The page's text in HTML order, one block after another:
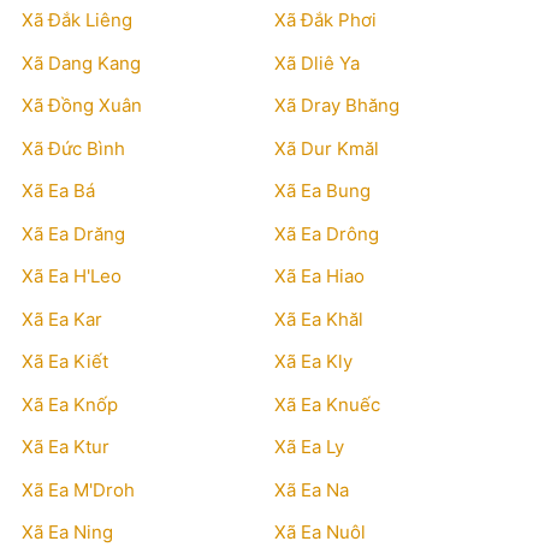
Xã Đắk Liêng
Xã Đắk Phơi
Xã Dang Kang
Xã Dliê Ya
Xã Đồng Xuân
Xã Dray Bhăng
Xã Đức Bình
Xã Dur Kmăl
Xã Ea Bá
Xã Ea Bung
Xã Ea Drăng
Xã Ea Drông
Xã Ea H'Leo
Xã Ea Hiao
Xã Ea Kar
Xã Ea Khăl
Xã Ea Kiết
Xã Ea Kly
Xã Ea Knốp
Xã Ea Knuếc
Xã Ea Ktur
Xã Ea Ly
Xã Ea M'Droh
Xã Ea Na
Xã Ea Ning
Xã Ea Nuôl